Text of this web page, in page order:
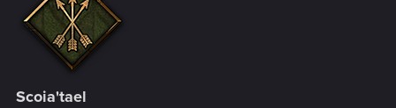
Scoia'tael